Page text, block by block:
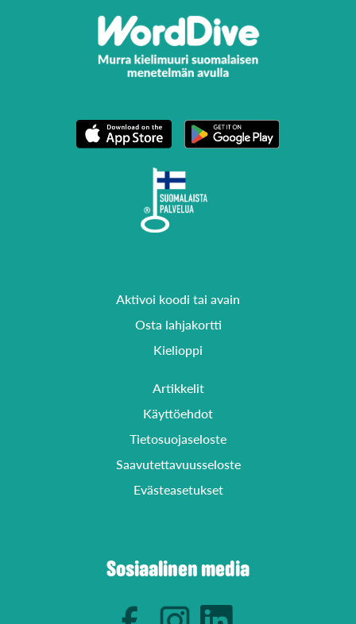
Aktivoi koodi tai avain
Osta lahjakortti
Kielioppi
Artikkelit
Käyttöehdot
Tietosuojaseloste
Saavutettavuusseloste
Evästeasetukset
Sosiaalinen media